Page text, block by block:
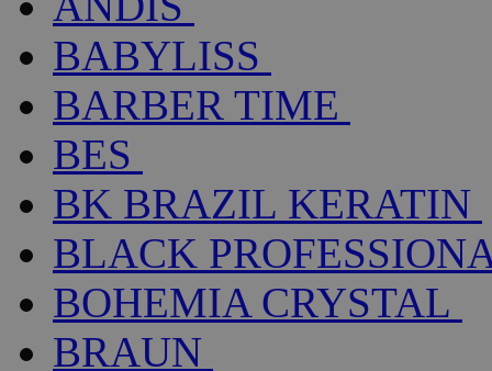
BABYLISS
BARBER TIME
BES
BK BRAZIL KERATIN
BLACK
BOHEMIA CRYSTAL
BRAUN